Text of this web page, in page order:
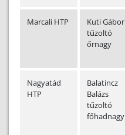
Marcali HTP
Kuti Gábor
tűzoltó
őrnagy
Nagyatád
HTP
Balatincz
Balázs
tűzoltó
főhadnagy